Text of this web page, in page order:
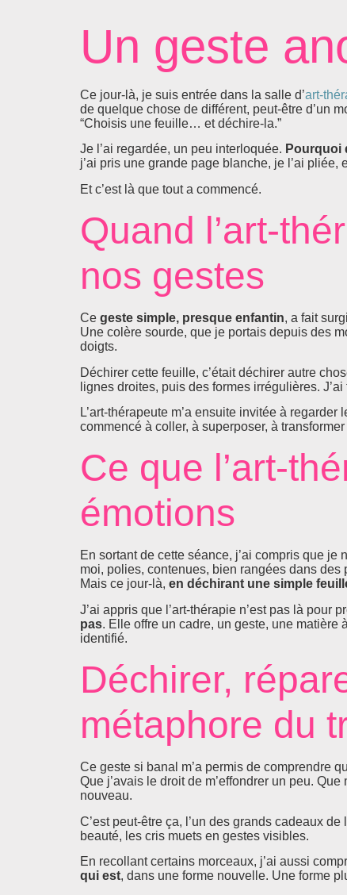
Un geste
Ce jour-là, je suis entrée dans la salle d’art-
de quelque chose de différent, peut-être d’un
“Choisis une feuille… et déchire-la.”
Je l’ai regardée, un peu interloquée. Pourquoi
j’ai pris une grande page blanche, je l’ai
Et c’est là que tout a commencé.
Quand l’art-
nos gestes
Ce geste simple, presque enfantin, a fait
Une colère sourde, que je portais depuis des
doigts.
Déchirer cette feuille, c’était déchirer autre
lignes droites, puis des formes irrégulières.
L’art-thérapeute m’a ensuite invitée à
commencé à coller, à superposer, à
Ce que l’art-
émotions
En sortant de cette séance, j’ai compris que
moi, polies, contenues, bien rangées dans des
Mais ce jour-là, en déchirant une simple
J’ai appris que l’art-thérapie n’est pas là pour
pas. Elle offre un cadre, un geste, une matière
identifié.
Déchirer,
métaphore du
Ce geste si banal m’a permis de comprendre
Que j’avais le droit de m’effondrer un peu.
nouveau.
C’est peut-être ça, l’un des grands cadeaux de
beauté, les cris muets en gestes visibles.
En recollant certains morceaux, j’ai aussi
qui est, dans une forme nouvelle. Une forme